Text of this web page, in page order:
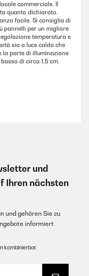
commerciale. Il
quanto dichiarato.
facile. Si consiglia di
pannelli per un migliore
temperatura e
sia a luce calda che
la parte di illuminazione
di circa 1,5 cm.
und
Ihren nächsten
und gehören Sie zu
informiert
kombinierbar.